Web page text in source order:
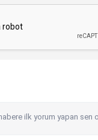
ilk yorum yapan sen